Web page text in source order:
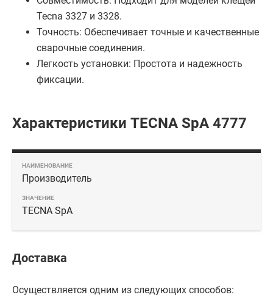
Tecna 3327 и 3328.
Точность: Обеспечивает точные и качественные
сварочные соединения.
Легкость установки: Простота и надежность
фиксации.
Характеристики TECNA SpA 4777
Производитель
TECNA SpA
Доставка
Осуществляется одним из следующих способов: